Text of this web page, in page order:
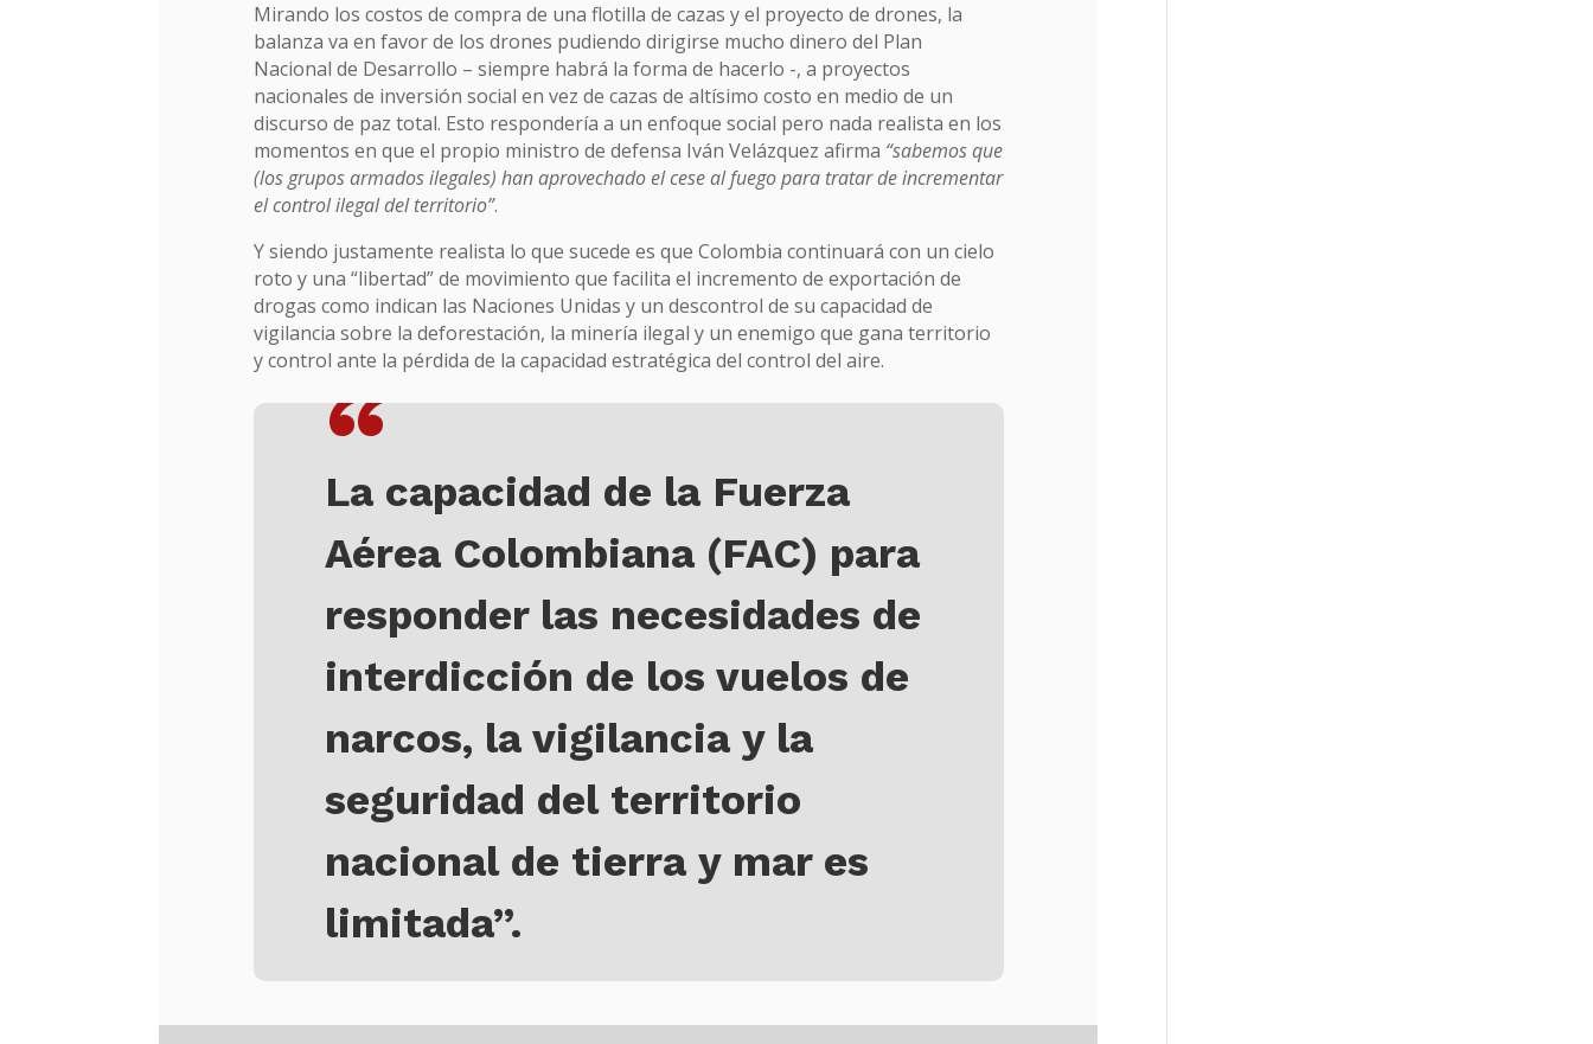
Mirando los costos de compra de una flotilla de cazas y el proyecto de drones, la
balanza va en favor de los drones pudiendo dirigirse mucho dinero del Plan
Nacional de Desarrollo – siempre habrá la forma de hacerlo -, a proyectos
nacionales de inversión social en vez de cazas de altísimo costo en medio de un
discurso de paz total. Esto respondería a un enfoque social pero nada realista en los
momentos en que el propio ministro de defensa Iván Velázquez afirma “sabemos que
(los grupos armados ilegales) han aprovechado el cese al fuego para tratar de incrementar
el control ilegal del territorio”.
Y siendo justamente realista lo que sucede es que Colombia continuará con un cielo
roto y una “libertad” de movimiento que facilita el incremento de exportación de
drogas como indican las Naciones Unidas y un descontrol de su capacidad de
vigilancia sobre la deforestación, la minería ilegal y un enemigo que gana territorio
y control ante la pérdida de la capacidad estratégica del control del aire.
“
La capacidad de la Fuerza
Aérea Colombiana (FAC) para
responder las necesidades de
interdicción de los vuelos de
narcos, la vigilancia y la
seguridad del territorio
nacional de tierra y mar es
limitada”.